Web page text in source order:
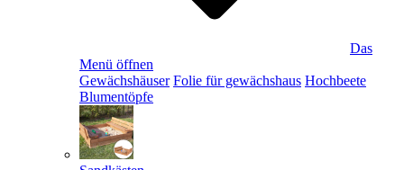
Das
Menü öffnen
Gewächshäuser Folie für gewächshaus Hochbeete
Blumentöpfe